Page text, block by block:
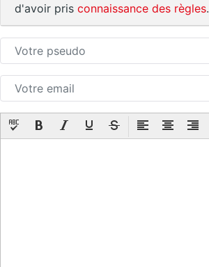
d'avoir pris connaissance des règles.